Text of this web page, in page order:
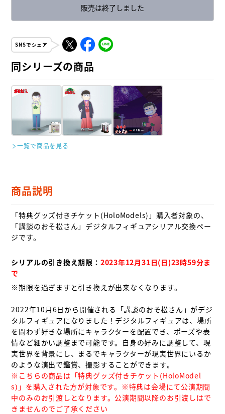
販売は終了しました
SNSでシェア
同シリーズの商品
一覧で商品を見る
商品説明
「特典グッズ付きチケット(HoloModels)」購入者対象の、
「講談のおそ松さん」デジタルフィギュアシリアル交換ペー
ジです。
シリアルの引き換え期限： 2023年12月31日(日)23時59分ま
で
※期限を過ぎますと引き換えが出来なくなります。
2022年10月6日から開催される「講談のおそ松さん」がデジ
タルフィギュアになりました！デジタルフィギュアは、場所
を問わず好きな場所にキャラクターを配置でき、ポーズや表
情など細かい調整まで可能です。自身の好みに調整して、現
実世界を背景にし、まるでキャラクターが現実世界にいるか
※こちらの商品は「特典グッズ付きチケット(HoloModel
s)」を購入された方が対象です。※特典は会場にて公演期間
中のみのお引渡しとなります。公演期間以降のお引渡しはで
きませんのでご了承ください